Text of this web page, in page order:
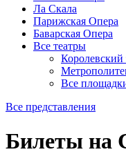
Ла Скала
Парижская Опера
Баварская Опера
Все театры
Королевский
Все
Все представления
Билеты на